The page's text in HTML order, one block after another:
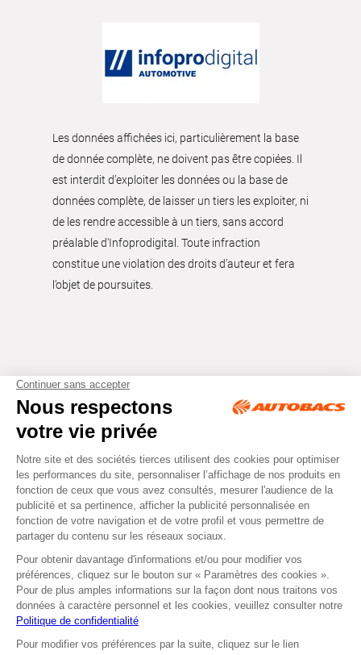
Les données affichées ici, particulièrement la base
de donnée complète, ne doivent pas être copiées. Il
est interdit d’exploiter les données ou la base de
données complète, de laisser un tiers les exploiter, ni
de les rendre accessible à un tiers, sans accord
préalable d'Infoprodigital. Toute infraction
constitue une violation des droits d’auteur et fera
l’objet de poursuites.
Tous droits réservés © Autobacs
Mentions légales RGPD
Cookies CGV
Facebook Instagram